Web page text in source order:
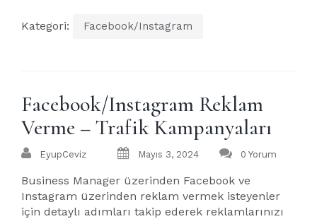
Kategori: Facebook/Instagram
Facebook/Instagram Reklam
Verme – Trafik Kampanyaları
EyupCeviz Mayıs 3, 2024 0 Yorum
Business Manager üzerinden Facebook ve
Instagram üzerinden reklam vermek isteyenler
için detaylı adımları takip ederek reklamlarınızı